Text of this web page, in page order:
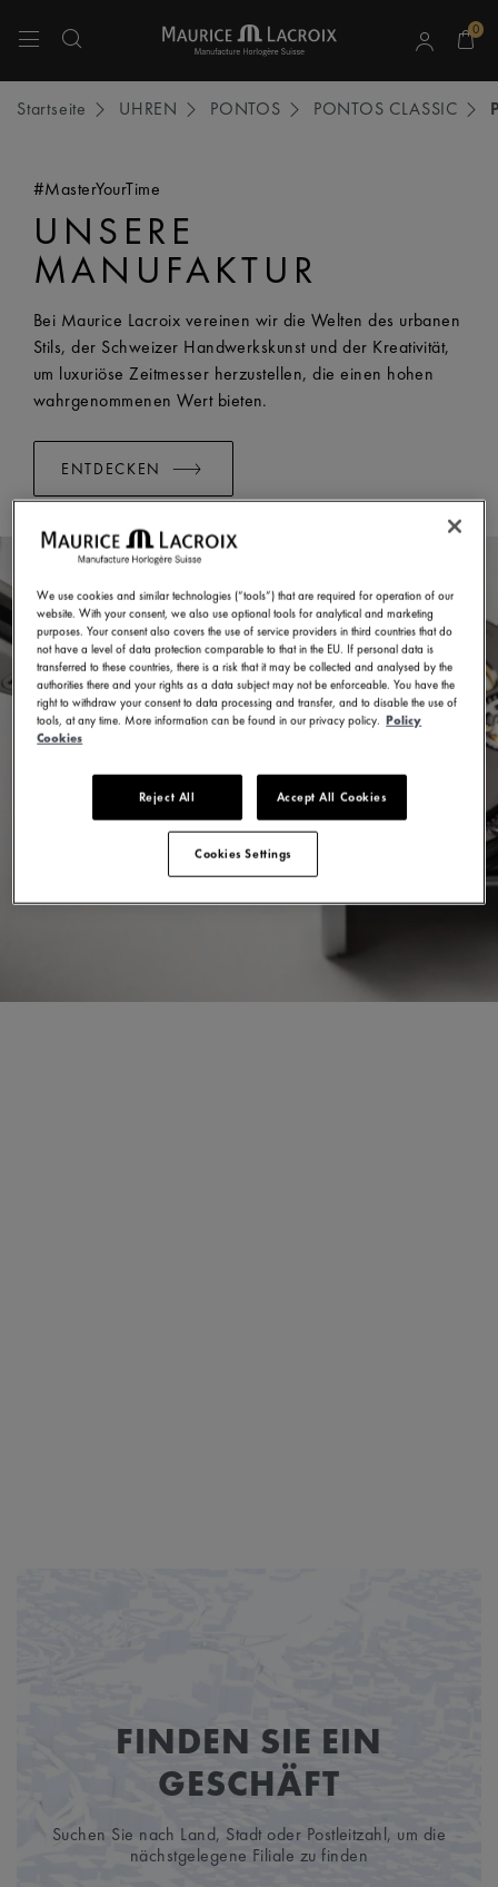
0
Startseite UHREN PONTOS PONTOS CLASSIC
#MasterYourTime
UNSERE
MANUFAKTUR
Bei Maurice Lacroix vereinen wir die Welten des urbanen
Stils, der Schweizer Handwerkskunst und der Kreativität,
um luxuriöse Zeitmesser herzustellen, die einen hohen
wahrgenommenen Wert bieten.
ENTDECKEN
FINDEN SIE EIN
GESCHÄFT
Suchen Sie nach Land, Stadt oder Postleitzahl, um die
nächstgelegene Filiale zu finden
We use cookies and similar technologies (“tools”) that are required for operation of our
website. With your consent, we also use optional tools for analytical and marketing
purposes. Your consent also covers the use of service providers in third countries that do
not have a level of data protection comparable to that in the EU. If personal data is
transferred to these countries, there is a risk that it may be collected and analysed by the
authorities there and your rights as a data subject may not be enforceable. You have the
right to withdraw your consent to data processing and transfer, and to disable the use of
tools, at any time. More information can be found in our privacy policy. Policy
Cookies
Reject All Accept All Cookies
Cookies Settings